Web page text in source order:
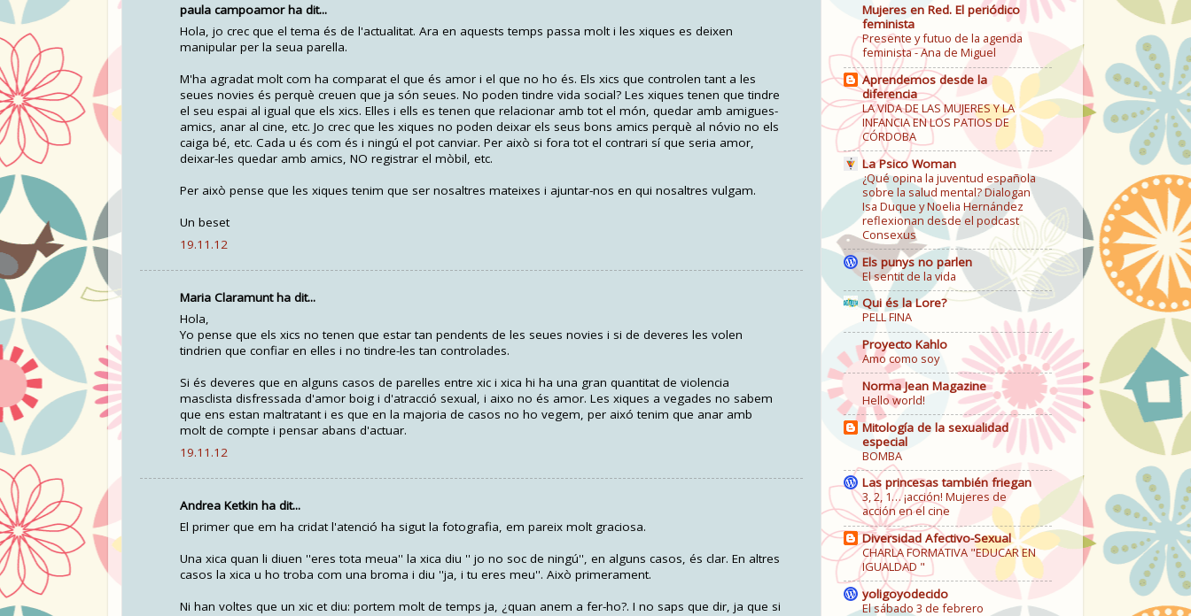
paula campoamor ha dit...
Hola, jo crec que el tema és de l'actualitat. Ara en aquests temps passa molt i les xiques es deixen
manipular per la seua parella.
M'ha agradat molt com ha comparat el que és amor i el que no ho és. Els xics que controlen tant a les
seues novies és perquè creuen que ja són seues. No poden tindre vida social? Les xiques tenen que tindre
el seu espai al igual que els xics. Elles i ells es tenen que relacionar amb tot el món, quedar amb amigues-
amics, anar al cine, etc. Jo crec que les xiques no poden deixar els seus bons amics perquè al nóvio no els
caiga bé, etc. Cada u és com és i ningú el pot canviar. Per això si fora tot el contrari sí que seria amor,
deixar-les quedar amb amics, NO registrar el mòbil, etc.
Per això pense que les xiques tenim que ser nosaltres mateixes i ajuntar-nos en qui nosaltres vulgam.
Un beset
19.11.12
Maria Claramunt ha dit...
Hola,
Yo pense que els xics no tenen que estar tan pendents de les seues novies i si de deveres les volen
tindrien que confiar en elles i no tindre-les tan controlades.
Si és deveres que en alguns casos de parelles entre xic i xica hi ha una gran quantitat de violencia
masclista disfressada d'amor boig i d'atracció sexual, i aixo no és amor. Les xiques a vegades no sabem
que ens estan maltratant i es que en la majoria de casos no ho vegem, per aixó tenim que anar amb
molt de compte i pensar abans d'actuar.
19.11.12
Andrea Ketkin ha dit...
El primer que em ha cridat l'atenció ha sigut la fotografia, em pareix molt graciosa.
Una xica quan li diuen ''eres tota meua'' la xica diu '' jo no soc de ningú'', en alguns casos, és clar. En altres
casos la xica u ho troba com una broma i diu ''ja, i tu eres meu''. Això primerament.
Ni han voltes que un xic et diu: portem molt de temps ja, ¿quan anem a fer-ho?. I no saps que dir, ja que si
Mujeres en Red. El periódico
feminista
Presente y futuo de la agenda
feminista - Ana de Miguel
Aprendemos desde la
diferencia
LA VIDA DE LAS MUJERES Y LA
INFANCIA EN LOS PATIOS DE
CÓRDOBA
La Psico Woman
¿Qué opina la juventud española
sobre la salud mental? Dialogan
Isa Duque y Noelia Hernández
reflexionan desde el podcast
Consexus
Els punys no parlen
El sentit de la vida
Qui és la Lore?
PELL FINA
Proyecto Kahlo
Amo como soy
Norma Jean Magazine
Hello world!
Mitología de la sexualidad
especial
BOMBA
Las princesas también friegan
3, 2, 1… ¡acción! Mujeres de
acción en el cine
Diversidad Afectivo-Sexual
CHARLA FORMATIVA "EDUCAR EN
IGUALDAD "
yoligoyodecido
El sábado 3 de febrero